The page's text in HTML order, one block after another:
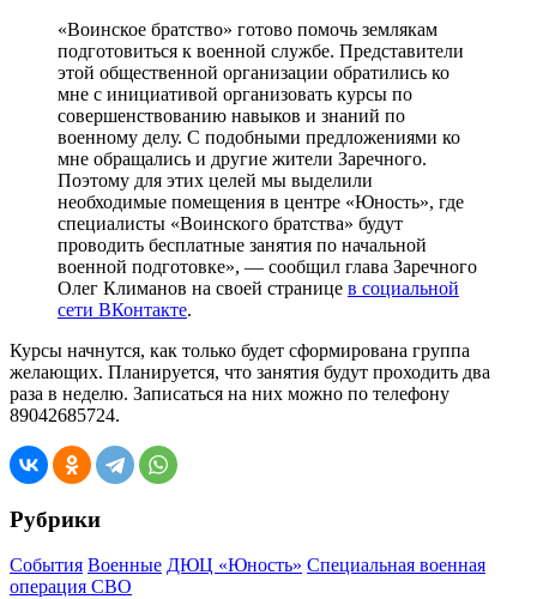
«Воинское братство» готово помочь землякам
подготовиться к военной службе. Представители
этой общественной организации обратились ко
мне с инициативой организовать курсы по
совершенствованию навыков и знаний по
военному делу. С подобными предложениями ко
мне обращались и другие жители Заречного.
Поэтому для этих целей мы выделили
необходимые помещения в центре «Юность», где
специалисты «Воинского братства» будут
проводить бесплатные занятия по начальной
военной подготовке», — сообщил глава Заречного
Олег Климанов на своей странице в социальной
сети ВКонтакте.
Курсы начнутся, как только будет сформирована группа
желающих. Планируется, что занятия будут проходить два
раза в неделю. Записаться на них можно по телефону
89042685724.
Рубрики
События Военные ДЮЦ «Юность» Специальная военная
операция СВО